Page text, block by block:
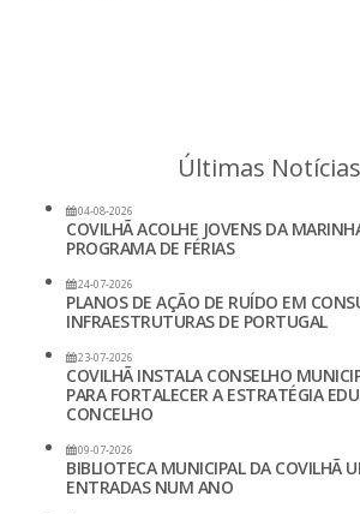
Últimas Notícias
04-08-2026
COVILHÃ ACOLHE JOVENS DA
PROGRAMA DE FÉRIAS
24-07-2026
PLANOS DE AÇÃO DE RUÍDO EM
INFRAESTRUTURAS DE PORTUGAL
23-07-2026
COVILHÃ INSTALA CONSELHO
PARA FORTALECER A ESTRATÉGIA
CONCELHO
09-07-2026
BIBLIOTECA MUNICIPAL DA COVILHÃ
ENTRADAS NUM ANO